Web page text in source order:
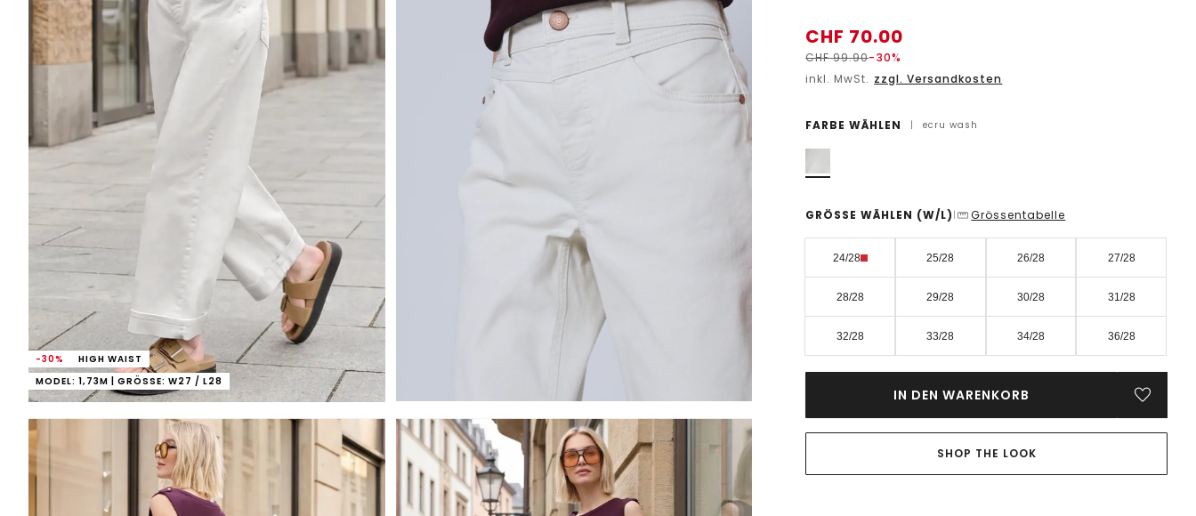
-30%
HIGH WAIST
MODEL: 1,73M | GRÖSSE: W27 / L28
CHF 70.00
CHF99.90-30%
inkl. MwSt. zzgl. Versandkosten
FARBE WÄHLEN | ecru wash
GRÖSSE WÄHLEN (W/L) | Grössentabelle
24/28 25/28 26/28 27/28
28/28 29/28 30/28 31/28
32/28 33/28 34/28 36/28
IN DEN WARENKORB
SHOP THE LOOK